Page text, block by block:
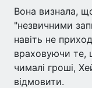
Вона визнала,
"незвичними
навіть не
враховуючи те,
чималі гроші,
відмовити.